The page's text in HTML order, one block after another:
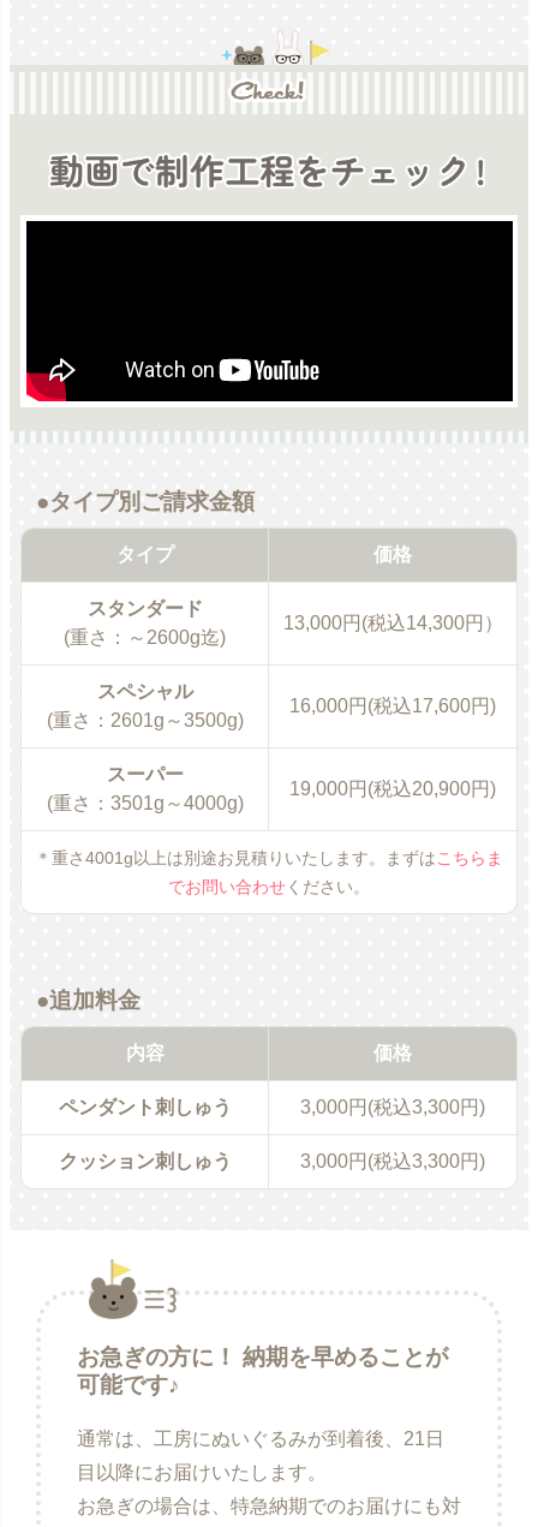
●タイプ別ご請求金額
タイプ 価格
スタンダード
(重さ：～2600g迄)
13,000円(税込14,300円）
スペシャル
(重さ：2601g～3500g)
16,000円(税込17,600円)
スーパー
(重さ：3501g～4000g)
19,000円(税込20,900円)
＊重さ4001g以上は別途お見積りいたします。まずはこちらま
でお問い合わせください。
●追加料金
内容 価格
ペンダント刺しゅう 3,000円(税込3,300円)
クッション刺しゅう 3,000円(税込3,300円)
お急ぎの方に！ 納期を早めることが
可能です♪
通常は、工房にぬいぐるみが到着後、21日
目以降にお届けいたします。
お急ぎの場合は、特急納期でのお届けにも対